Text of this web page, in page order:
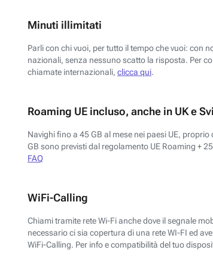
Minuti illimitati
Parli con chi vuoi, per tutto il tempo che vuoi: con
nazionali, senza nessuno scatto la risposta. Per
chiamate internazionali, clicca qui.
Roaming UE incluso, anche in UK e
Navighi fino a 45 GB al mese nei paesi UE,
GB sono previsti dal regolamento UE Roaming +
FAQ
WiFi-Calling
Chiami tramite rete Wi-Fi anche dove il segnale
necessario ci sia copertura di una rete WI-FI ed
WiFi-Calling. Per info e compatibilità del tuo